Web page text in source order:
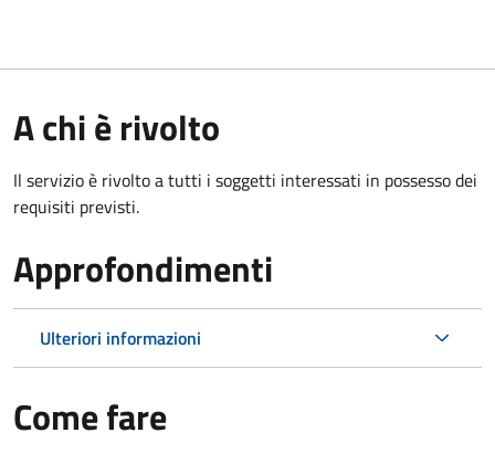
A chi è rivolto
Il servizio è rivolto a tutti i soggetti interessati in possesso dei
requisiti previsti.
Approfondimenti
Ulteriori informazioni
Come fare